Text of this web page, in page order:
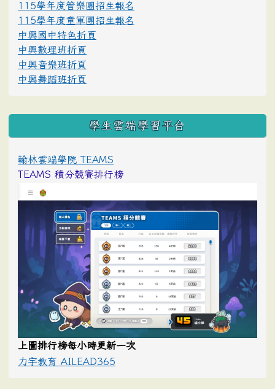
115學年度管樂團招生報名
115學年度童軍團招生報名
中興國中特色折頁
中興數理班折頁
中興音樂班折頁
中興舞蹈班折頁
學生雲端學習平台
翰林雲端學院 TEAMS
TEAMS 積分競賽排行榜
上圖排行榜每小時更新一次
力宇教育 AILEAD365